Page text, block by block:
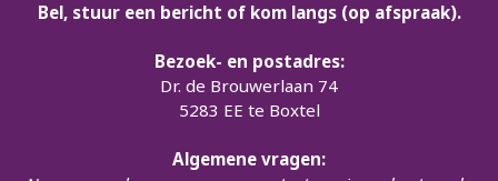
Bel, stuur een bericht of kom langs (op afspraak).
Bezoek- en postadres:
Dr. de Brouwerlaan 74
5283 EE te Boxtel
Algemene vragen: